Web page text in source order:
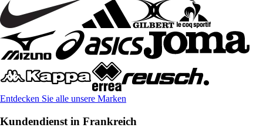
Entdecken Sie alle unsere Marken
Kundendienst in Frankreich